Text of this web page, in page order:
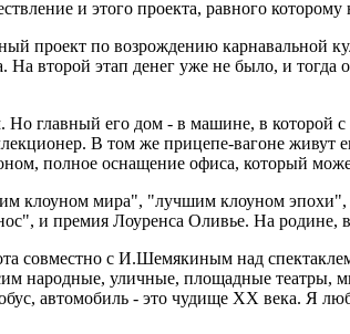
и этого проекта, равного
проект по возрождению карнавальной
второй этап денег уже не было, и
главный его дом - в машине, в которой с
В том же прицепе-вагоне
полное оснащение офиса, который
клоуном мира", "лучшим клоуном
и премия Лоуренса Оливье. На родине,
совместно с И.Шемякиным над
народные, уличные, площадные театры,
автомобиль - это чудище XX века. Я